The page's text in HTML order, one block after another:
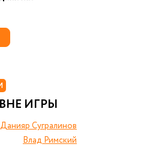
ИГРЫ
Данияр Сугралинов
Влад Римский